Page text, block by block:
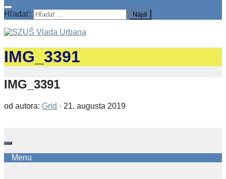
Hľadať:
IMG_3391
IMG_3391
od autora: Grid · 21. augusta 2019
Menu